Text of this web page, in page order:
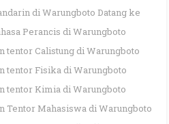
di Warungboto Datang ke
Perancis di Warungboto
tentor Calistung di Warungboto
tentor Fisika di Warungboto
tentor Kimia di Warungboto
Tentor Mahasiswa di Warungboto